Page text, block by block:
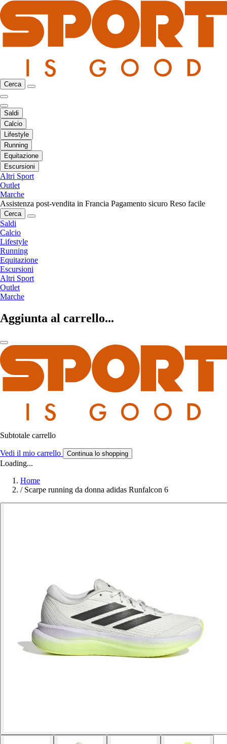
Cerca
Saldi
Calcio
Lifestyle
Running
Equitazione
Escursioni
Altri Sport
Outlet
Marche
Assistenza post-vendita in Francia Pagamento sicuro Reso facile
Cerca
Saldi
Calcio
Lifestyle
Running
Equitazione
Escursioni
Altri Sport
Outlet
Marche
Aggiunta al carrello...
Subtotale carrello
Vedi il mio carrello Continua lo shopping
Loading...
Home
/ Scarpe running da donna adidas Runfalcon 6